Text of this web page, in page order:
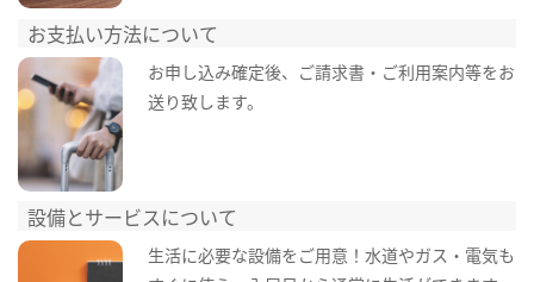
お支払い方法について
お申し込み確定後、ご請求書・ご利用案内等をお
送り致します。
設備とサービスについて
生活に必要な設備をご用意！水道やガス・電気も